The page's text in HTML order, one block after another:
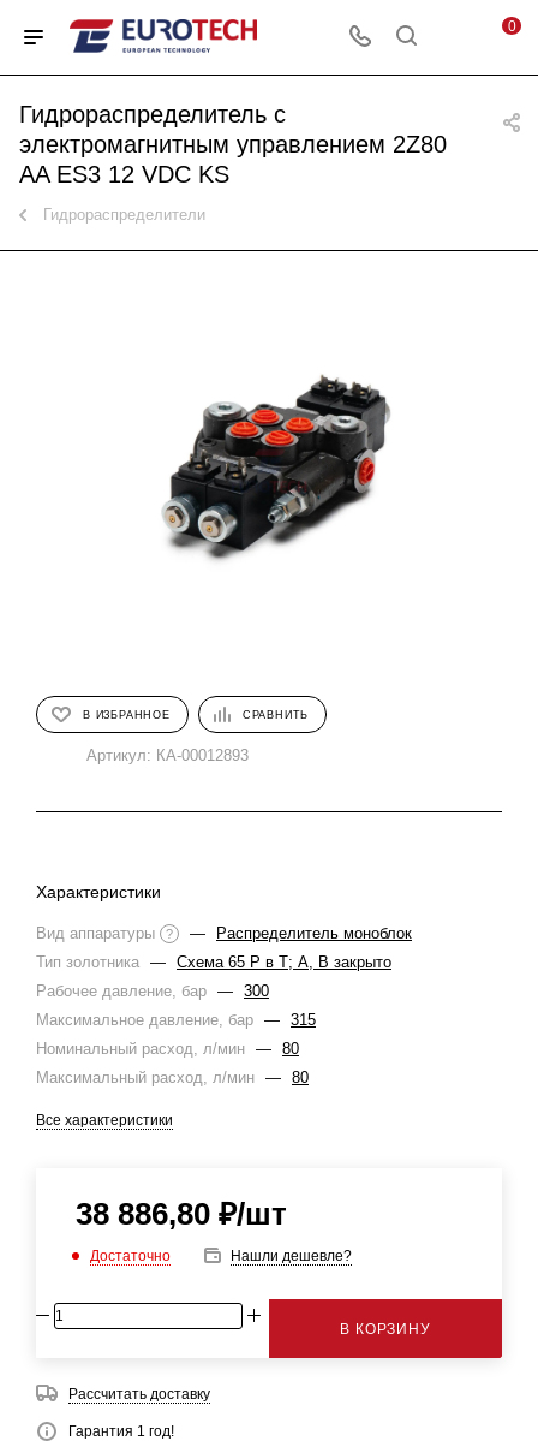
0
Гидрораспределитель с
электромагнитным управлением 2Z80
AA ES3 12 VDC KS
Гидрораспределители
В ИЗБРАННОЕ СРАВНИТЬ
Артикул: КА-00012893
Характеристики
Вид аппаратуры ? —
Распределитель моноблок
Тип золотника — Схема 65 Р в Т; A, B закрыто
Рабочее давление, бар — 300
Максимальное давление, бар — 315
Номинальный расход, л/мин — 80
Максимальный расход, л/мин — 80
Все характеристики
38 886,80 ₽/шт
Достаточно Нашли дешевле?
В КОРЗИНУ
Рассчитать доставку
Гарантия 1 год!